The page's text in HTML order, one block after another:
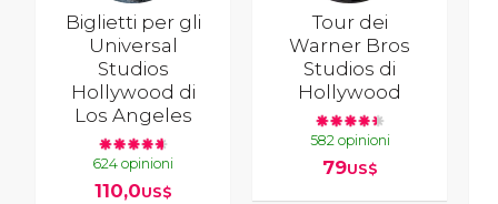
Biglietti per gli
Universal
Studios
Hollywood di
Los Angeles
624 opinioni
110,0US$
Tour dei
Warner Bros
Studios di
Hollywood
582 opinioni
79US$